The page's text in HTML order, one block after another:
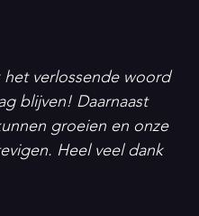
verlossende woord
blijven! Daarnaast
groeien en onze
Heel veel dank